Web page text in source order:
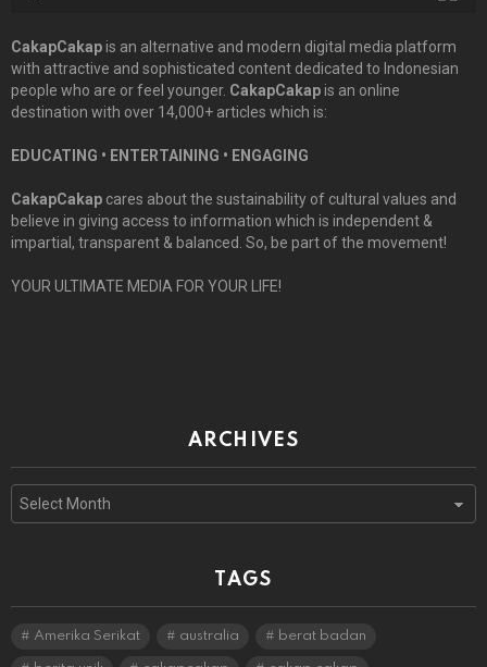
CakapCakapis an alternative and modern digital media platform
with attractive and sophisticated content dedicated to Indonesian
people who are or feel younger. CakapCakapis an online
destination with over 14,000+ articles which is:
EDUCATING • ENTERTAINING • ENGAGING
CakapCakap cares about the sustainability of cultural values and
believe in giving access to information which is independent &
impartial, transparent & balanced. So, be part of the movement!
YOUR ULTIMATE MEDIA FOR YOUR LIFE!
ARCHIVES
Archives
TAGS
Amerika Serikat australia berat badan